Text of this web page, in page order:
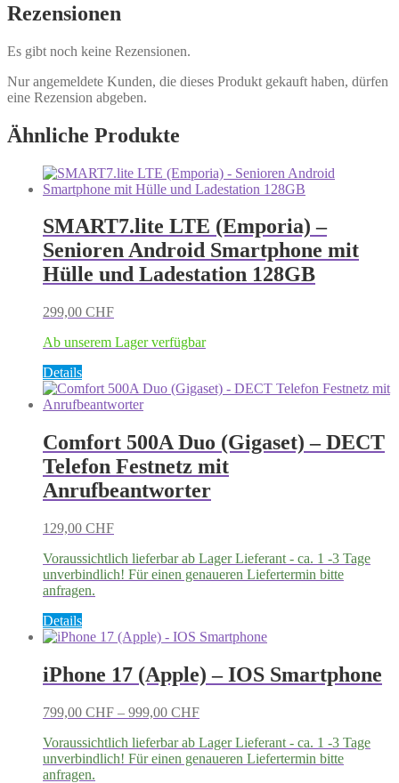
Rezensionen
Es gibt noch keine Rezensionen.
Nur angemeldete Kunden, die dieses Produkt gekauft haben, dürfen
eine Rezension abgeben.
Ähnliche Produkte
SMART7.lite LTE (Emporia) –
Senioren Android Smartphone mit
Hülle und Ladestation 128GB
299,00 CHF
Ab unserem Lager verfügbar
Details
Comfort 500A Duo (Gigaset) – DECT
Telefon Festnetz mit
Anrufbeantworter
129,00 CHF
Voraussichtlich lieferbar ab Lager Lieferant - ca. 1 -3 Tage
unverbindlich! Für einen genaueren Liefertermin bitte
anfragen.
Details
iPhone 17 (Apple) – IOS Smartphone
799,00 CHF – 999,00 CHF
Voraussichtlich lieferbar ab Lager Lieferant - ca. 1 -3 Tage
unverbindlich! Für einen genaueren Liefertermin bitte
anfragen.